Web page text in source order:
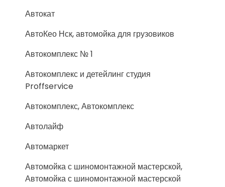
Автокат
АвтоКео Нск, автомойка для грузовиков
Автокомплекс № 1
Автокомплекс и детейлинг студия
Proffservice
Автокомплекс, Автокомплекс
Автолайф
Автомаркет
Автомойка с шиномонтажной мастерской,
Автомойка с шиномонтажной мастерской